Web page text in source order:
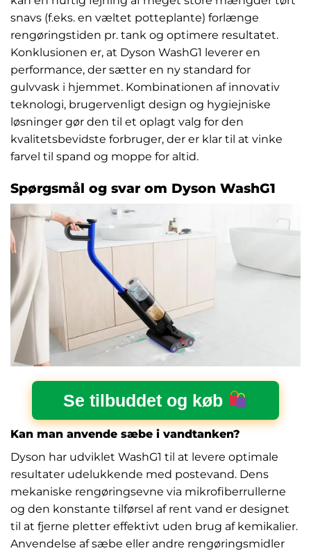
snavs (f.eks. en væltet potteplante) forlænge
rengøringstiden pr. tank og optimere resultatet.
Konklusionen er, at Dyson WashG1 leverer en
performance, der sætter en ny standard for
gulvvask i hjemmet. Kombinationen af innovativ
teknologi, brugervenligt design og hygiejniske
løsninger gør den til et oplagt valg for den
kvalitetsbevidste forbruger, der er klar til at vinke
farvel til spand og moppe for altid.
Spørgsmål og svar om Dyson WashG1
Se tilbuddet og køb
Kan man anvende sæbe i vandtanken?
Dyson har udviklet WashG1 til at levere optimale
resultater udelukkende med postevand. Dens
mekaniske rengøringsevne via mikrofiberrullerne
og den konstante tilførsel af rent vand er designet
til at fjerne pletter effektivt uden brug af kemikalier.
Anvendelse af sæbe eller andre rengøringsmidler